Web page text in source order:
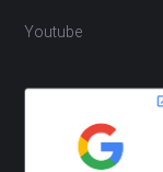
Youtube